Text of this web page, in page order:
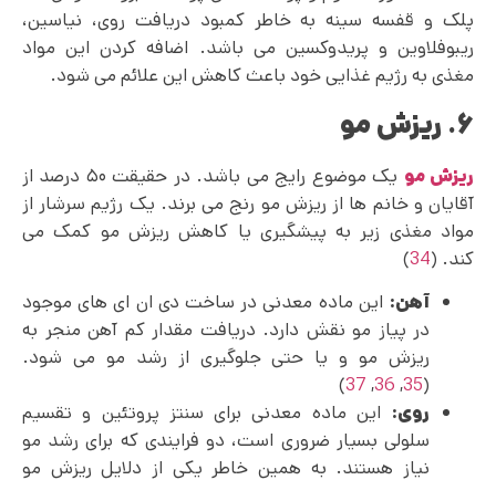
پلک و قفسه سینه به خاطر کمبود دریافت روی، نیاسین،
ریبوفلاوین و پریدوکسین می باشد. اضافه کردن این مواد
مغذی به رژیم غذایی خود باعث کاهش این علائم می‌ شود.
۶. ریزش مو
ریزش مو
یک موضوع رایج می باشد. در حقیقت ۵۰ درصد از
آقایان و خانم ها از ریزش مو رنج می برند. یک رژیم سرشار از
مواد مغذی زیر به پیشگیری یا کاهش ریزش مو کمک می‌
کند. (34
)
آهن: این ماده معدنی در ساخت دی ان ای های موجود
در پیاز مو نقش دارد. دریافت مقدار کم آهن منجر به
ریزش مو و یا حتی جلوگیری از رشد مو می شود.
(
35
,
36
,
37
)
روی: این ماده معدنی برای سنتز پروتئین و تقسیم
سلولی بسیار ضروری است، دو فرایندی که برای رشد مو
نیاز هستند. به همین خاطر یکی از دلایل ریزش مو